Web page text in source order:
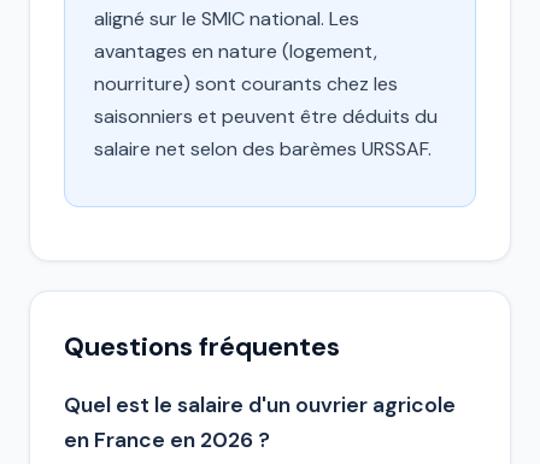
aligné sur le SMIC national. Les
avantages en nature (logement,
nourriture) sont courants chez les
saisonniers et peuvent être déduits du
salaire net selon des barèmes URSSAF.
Questions fréquentes
Quel est le salaire d'un ouvrier agricole
en France en 2026 ?